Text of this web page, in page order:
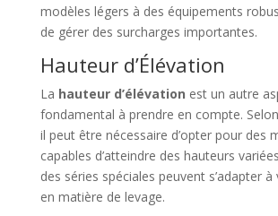
modèles légers à des équipements
de gérer des surcharges importantes.
Hauteur d’Élévation
La hauteur d’élévation est un autre
fondamental à prendre en compte.
il peut être nécessaire d’opter pour des
capables d’atteindre des hauteurs
des séries spéciales peuvent s’adapter
en matière de levage.